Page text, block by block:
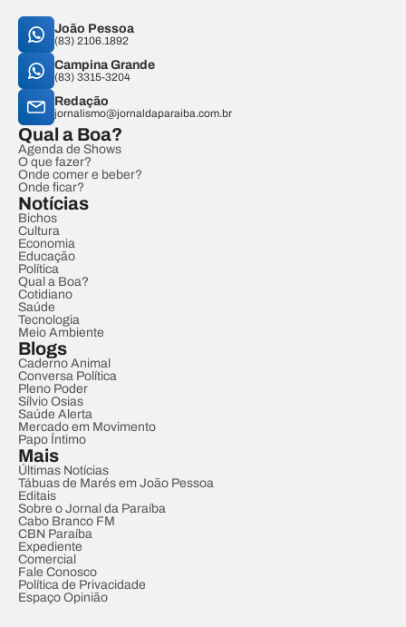
João Pessoa
(83) 2106.1892
Campina Grande
(83) 3315-3204
Redação
jornalismo@jornaldaparaiba.com.br
Qual a Boa?
Agenda de Shows
O que fazer?
Onde comer e beber?
Onde ficar?
Notícias
Bichos
Cultura
Economia
Educação
Política
Qual a Boa?
Cotidiano
Saúde
Tecnologia
Meio Ambiente
Blogs
Caderno Animal
Conversa Política
Pleno Poder
Sílvio Osias
Saúde Alerta
Mercado em Movimento
Papo Íntimo
Mais
Últimas Notícias
Tábuas de Marés em João Pessoa
Editais
Sobre o Jornal da Paraíba
Cabo Branco FM
CBN Paraíba
Expediente
Comercial
Fale Conosco
Política de Privacidade
Espaço Opinião